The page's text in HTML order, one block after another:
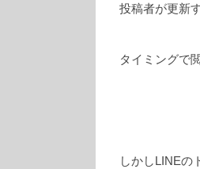
投稿者が更新
タイミングで
しかしLINEの